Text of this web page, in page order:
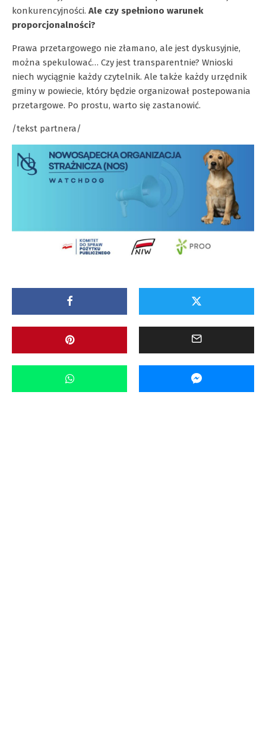
konkurencyjności. Ale czy spełniono warunek
proporcjonalności?
Prawa przetargowego nie złamano, ale jest dyskusyjnie,
można spekulować… Czy jest transparentnie? Wnioski
niech wyciągnie każdy czytelnik. Ale także każdy urzędnik
gminy w powiecie, który będzie organizował postepowania
przetargowe. Po prostu, warto się zastanowić.
/tekst partnera/